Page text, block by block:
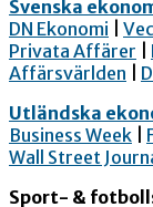
Svenska
DN Ekonomi
Privata Affärer
Affärsvärlden
Utländska
Business Week
Wall Street
Sport- &